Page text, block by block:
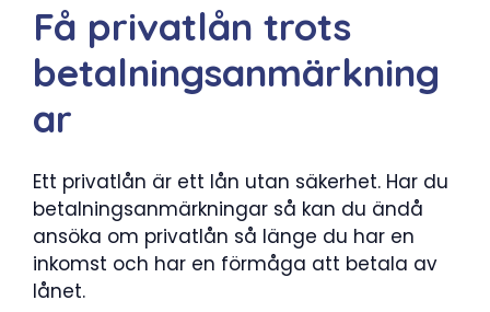
Få privatlån trots
betalningsanmärkning
ar
Ett privatlån är ett lån utan säkerhet. Har du
betalningsanmärkningar så kan du ändå
ansöka om privatlån så länge du har en
inkomst och har en förmåga att betala av
lånet.